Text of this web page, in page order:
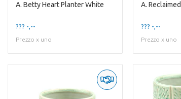
A. Betty Heart Planter White
??? -,--
Prezzo x uno
??? -,--
Prezzo x uno